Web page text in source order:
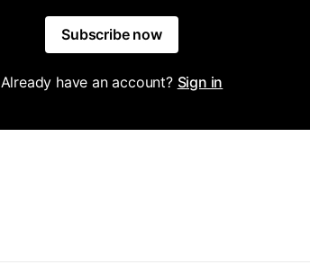
Subscribe now
Already have an account? Sign in